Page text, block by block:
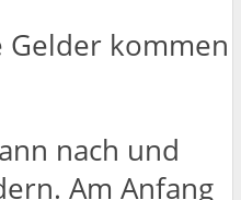
Gelder kommen
nach und
Am Anfang